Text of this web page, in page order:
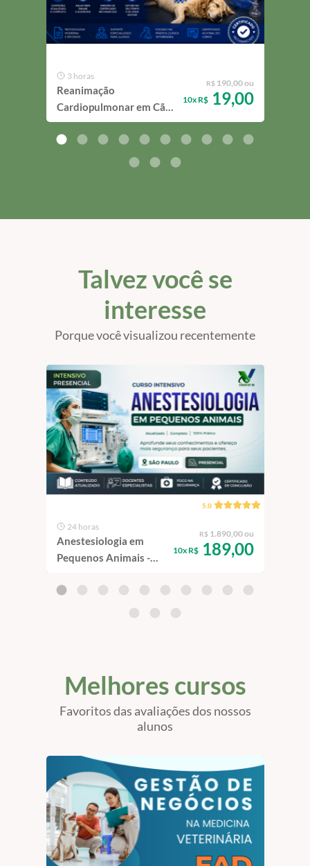
3 horas
Reanimação
Cardiopulmonar em Cães
e Gatos
R$ 190,00 ou
10x R$19,00
Talvez você se
interesse
Porque você visualizou recentemente
5.0
24 horas
Anestesiologia em
Pequenos Animais -
100% Presencial
R$ 1.890,00 ou
10x R$189,00
Melhores cursos
Favoritos das avaliações dos nossos
alunos